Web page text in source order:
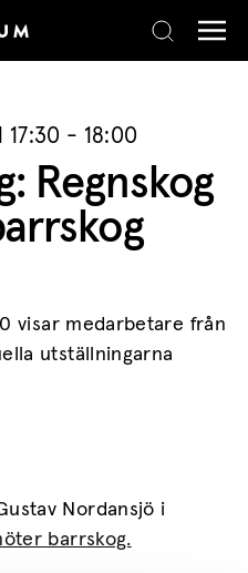
17:30 - 18:00
Regnskog
visar medarbetare från
utställningarna
Nordansjö i
barrskog.